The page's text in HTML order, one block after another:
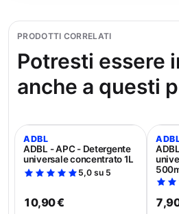
PRODOTTI CORRELATI
Potresti essere
anche a questi
ADBL
ADBL - APC - Detergente
universale concentrato 1L
5,0 su 5
10,90 €